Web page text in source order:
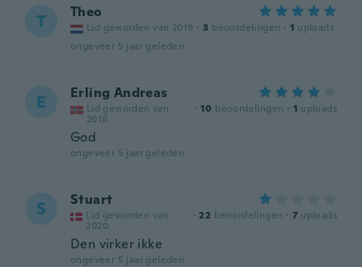
T Theo
Lid geworden van 2019 · 3 beoordelingen · 1 uploads
ongeveer 5 jaar geleden
E Erling Andreas
Lid geworden van
2018
· 10 beoordelingen · 1 uploads
God
ongeveer 5 jaar geleden
S Stuart
Lid geworden van
2020
· 22 beoordelingen · 7 uploads
Den virker ikke
ongeveer 5 jaar geleden